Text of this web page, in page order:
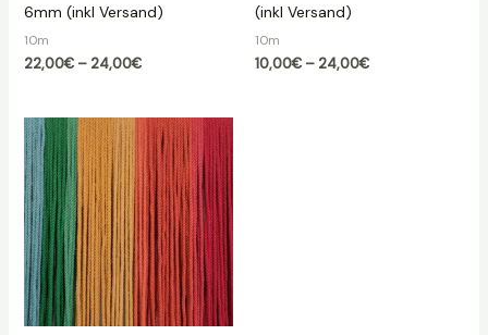
6mm (inkl Versand)
10m
22,00€ – 24,00€Preisspanne:
24,00€
(inkl Versand)
10m
10,00€ – 24,00€Preisspanne: